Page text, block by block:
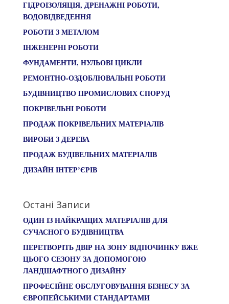
ГІДРОІЗОЛЯЦІЯ, ДРЕНАЖНІ РОБОТИ,
ВОДОВІДВЕДЕННЯ
РОБОТИ З МЕТАЛОМ
ІНЖЕНЕРНІ РОБОТИ
ФУНДАМЕНТИ, НУЛЬОВІ ЦИКЛИ
РЕМОНТНО-ОЗДОБЛЮВАЛЬНІ РОБОТИ
БУДІВНИЦТВО ПРОМИСЛОВИХ СПОРУД
ПОКРІВЕЛЬНІ РОБОТИ
ПРОДАЖ ПОКРІВЕЛЬНИХ МАТЕРІАЛІВ
ВИРОБИ З ДЕРЕВА
ПРОДАЖ БУДІВЕЛЬНИХ МАТЕРІАЛІВ
ДИЗАЙН ІНТЕР’ЄРІВ
Остані Записи
ОДИН ІЗ НАЙКРАЩИХ МАТЕРІАЛІВ ДЛЯ
СУЧАСНОГО БУДІВНИЦТВА
ПЕРЕТВОРІТЬ ДВІР НА ЗОНУ ВІДПОЧИНКУ ВЖЕ
ЦЬОГО СЕЗОНУ ЗА ДОПОМОГОЮ
ЛАНДШАФТНОГО ДИЗАЙНУ
ПРОФЕСІЙНЕ ОБСЛУГОВУВАННЯ БІЗНЕСУ ЗА
ЄВРОПЕЙСЬКИМИ СТАНДАРТАМИ